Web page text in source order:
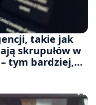
takie jak
skrupułów w
tym bardziej,
polsku